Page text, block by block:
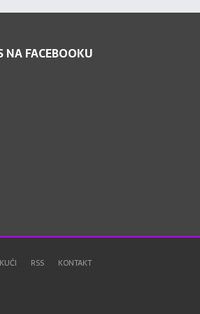
NA FACEBOOKU
RSS KONTAKT